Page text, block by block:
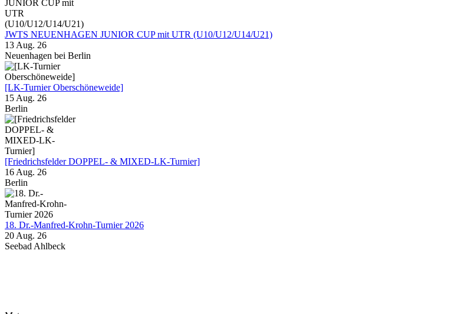
JWTS NEUENHAGEN JUNIOR CUP mit UTR (U10/U12/U14/U21)
13 Aug. 26
Neuenhagen bei Berlin
[LK-Turnier Oberschöneweide]
15 Aug. 26
Berlin
[Friedrichsfelder DOPPEL- & MIXED-LK-Turnier]
16 Aug. 26
Berlin
18. Dr.-Manfred-Krohn-Turnier 2026
20 Aug. 26
Seebad Ahlbeck